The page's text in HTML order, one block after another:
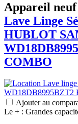
Appareil neuf
Lave Linge
HUBLOT
COMBO
Ajouter au
Le + : Grandes